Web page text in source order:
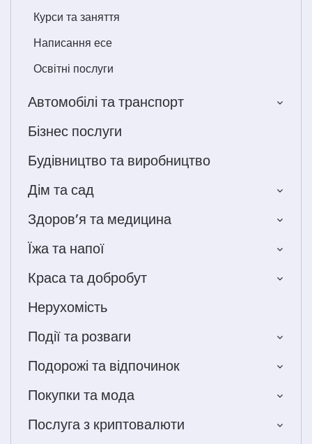
Автомобілі та транспорт
Бізнес послуги
Будівництво та виробництво
Дім та сад
Здоров’я та медицина
Їжа та напої
Краса та добробут
Нерухомість
Курси та заняття
Написання есе
Освітні послуги
Події та розваги
Подорожі та відпочинок
Покупки та мода
Послуга з криптовалюти